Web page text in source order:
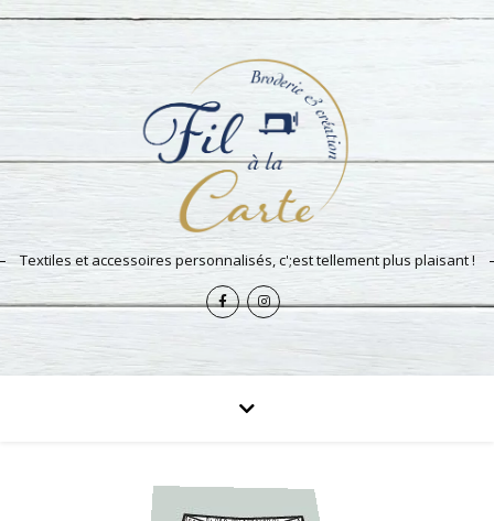
Textiles et accessoires personnalisés, c';est tellement plus plaisant !